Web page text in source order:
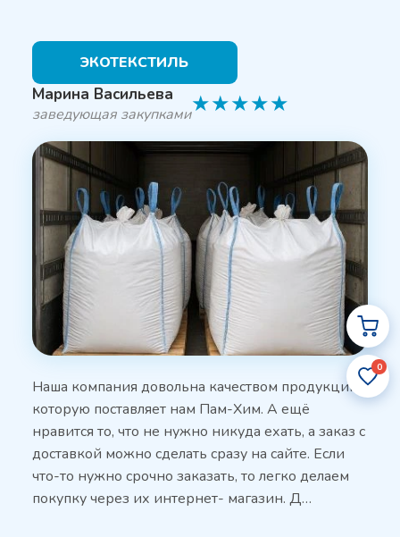
0
ЭКОТЕКСТИЛЬ
Марина Васильева
заведующая закупками★★★★★
Наша компания довольна качеством продукции,
которую поставляет нам Пам-Хим. А ещё
нравится то, что не нужно никуда ехать, а заказ с
доставкой можно сделать сразу на сайте. Если
что-то нужно срочно заказать, то легко делаем
покупку через их интернет- магазин. Д…